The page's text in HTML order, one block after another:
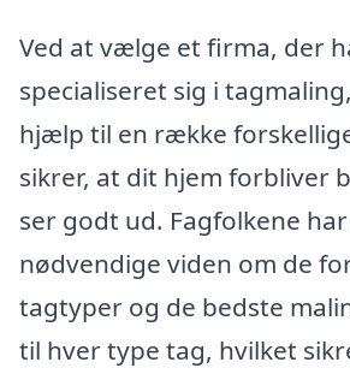
Ved at vælge et firma, der
specialiseret sig i
hjælp til en række
sikrer, at dit hjem forbliver
ser godt ud. Fagfolkene
nødvendige viden om de
tagtyper og de bedste
til hver type tag, hvilket